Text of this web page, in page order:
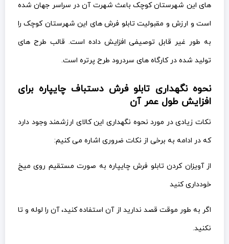
های این شهرستان کوچک باعث شهرت آن در سراسر جهان شده
است و ارزش و مقبولیت تابلو فرش های این شهرستان کوچک را
به طور غیر قابل توصیفی افزایش داده است. قالب طرح های
تولید شده در کارگاه های سردرود طرح پرتره است.
نحوه نگهداری تابلو فرش دستباف چایپاره برای
افزایش طول عمر آن
نکات زیادی در مورد نحوه نگهداری این کالای ارزشمند وجود دارد
که در ادامه به برخی از نکات ضروری اشاره می کنیم:
از آویزان کردن تابلو فرش چایپاره به صورت مستقیم روی میخ
خودداری کنید
اگر به طور موقت قصد ندارید از آن استفاده کنید، آن را لوله و تا
نکنید.